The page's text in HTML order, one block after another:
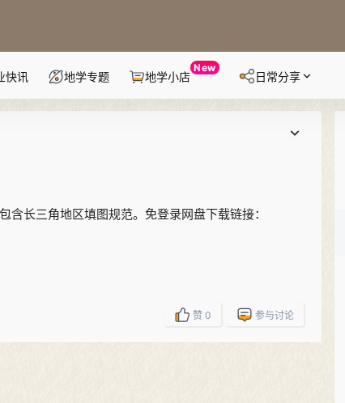
快讯 地学专题 地学小店
New
日常分享
长三角地区填图规范。免登录网盘下载链接：
赞 0 参与讨论